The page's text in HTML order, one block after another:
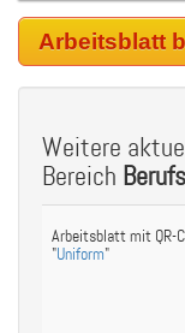
Arbeitsblatt
Weitere
Bereich
Arbeitsblatt mit QR-
"Uniform"